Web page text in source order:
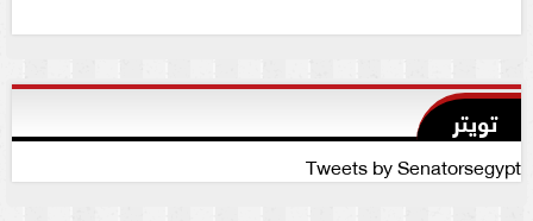
تويتر
Tweets by Senatorsegypt